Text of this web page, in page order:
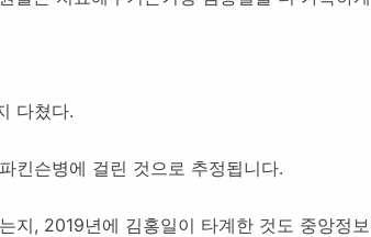
다쳤다.
킨슨병에 걸린 것으로 추정됩니다.
지, 2019년에 김홍일이 타계한 것도 중앙정